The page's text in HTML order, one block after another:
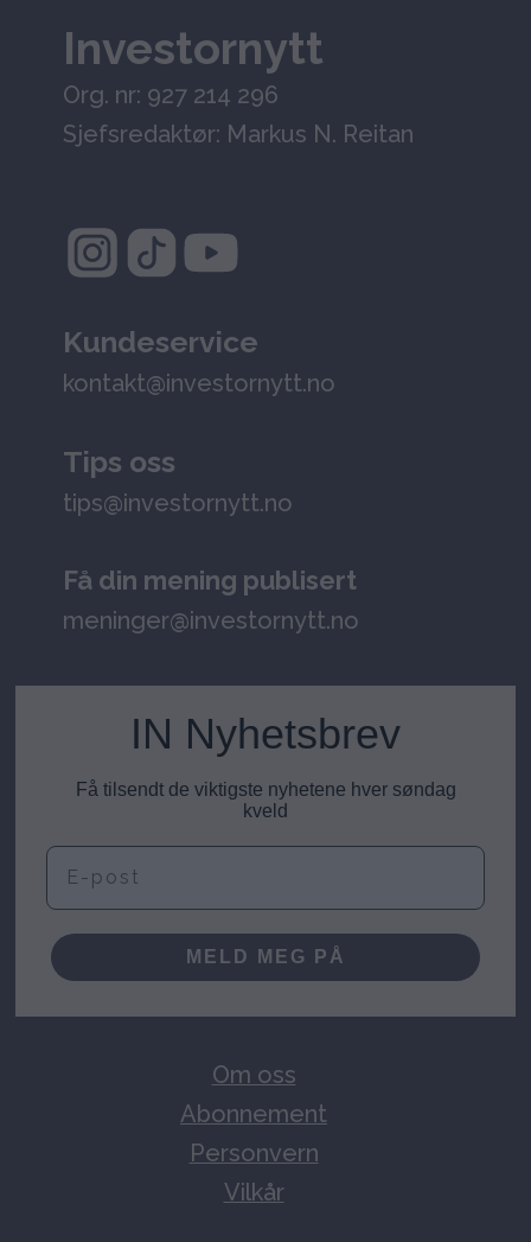
Investornytt
Org. nr: 927 214 296
Sjefsredaktør: Markus N. Reitan
Kundeservice
kontakt@investornytt.no
Tips oss
tips@investornytt.no
Få din mening publisert
meninger@investornytt.no
IN Nyhetsbrev
Få tilsendt de viktigste nyhetene hver søndag
kveld
E-post
MELD MEG PÅ
Om oss
Abonnement
Personvern
Vilkår